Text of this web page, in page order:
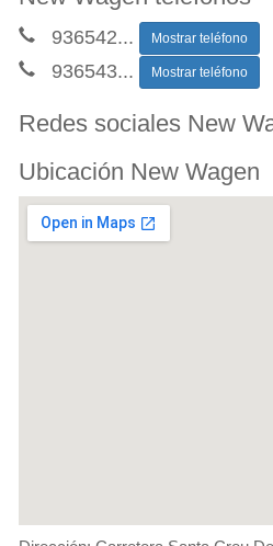
936542... Mostrar teléfono
936543... Mostrar teléfono
Redes sociales New
Ubicación New Wagen